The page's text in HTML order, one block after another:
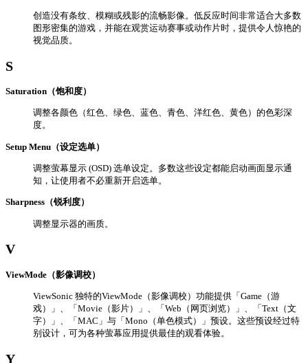
创造没有条纹、模糊或残影的流畅影像。低反应时间非常适合大多数
图形密集的游戏，并能在观赏运动赛事或动作片时，提供令人惊艳的
视觉品质。
S
Saturation（饱和度）
调整各颜色（红色、绿色、蓝色、青色、洋红色、黄色）的色彩深
度。
Setup Menu（设定选单）
调整萤幕显示 (OSD) 选单设定。多数这些设定都能启动画面显示通
知，让使用者不必重新开启选单。
Sharpness（锐利度）
调整显示器的画质。
V
ViewMode（影像调校）
ViewSonic 独特的ViewMode（影像调校）功能提供「Game（游
戏）」、「Movie（影片）」、「Web（网页浏览）」、「Text（文
字）」、「MAC」与「Mono（单色模式）」预设。这些预设经过特
别设计，可为各种萤幕应用提供最佳的观看体验。
Y